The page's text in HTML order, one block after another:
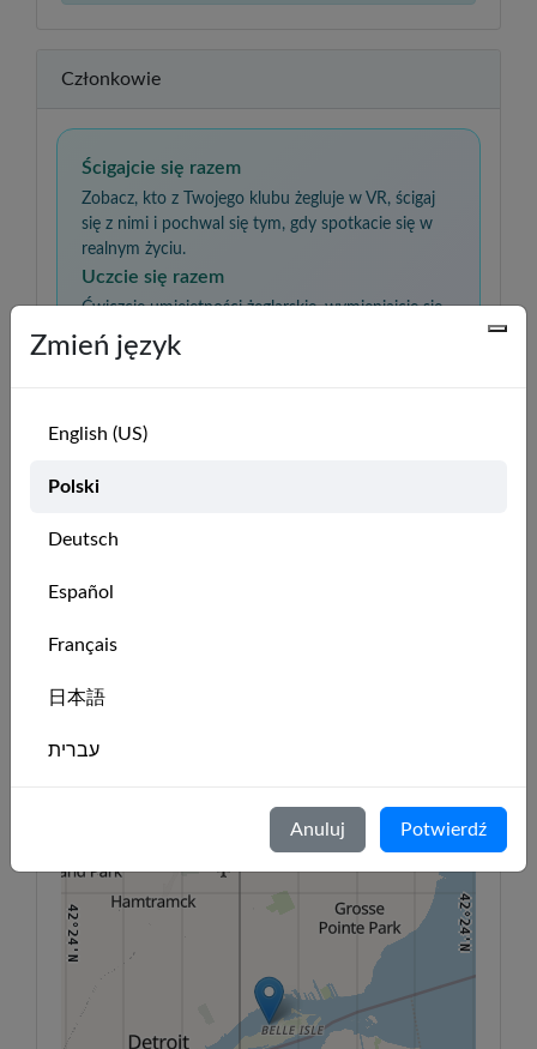
Członkowie
Ścigajcie się razem
Zobacz, kto z Twojego klubu żegluje w VR, ścigaj
się z nimi i pochwal się tym, gdy spotkacie się w
realnym życiu.
Uczcie się razem
Ćwiczcie umiejętności żeglarskie, wymieniajcie się
spostrzeżeniami i wspierajcie się nawzajem,
rozwijając się od początkującego do pewnego
🇺🇸
Fav🇺🇸
42°24'N 42°24'N
42°28'N
42°32'N
+
−
Zmień język
English (US)
Polski
Deutsch
Español
Français
日本語
עברית
Português
Svenska
Anuluj Potwierdź